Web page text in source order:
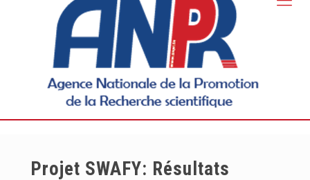
Projet SWAFY: Résultats